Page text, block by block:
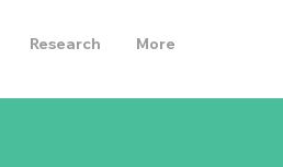
Research More